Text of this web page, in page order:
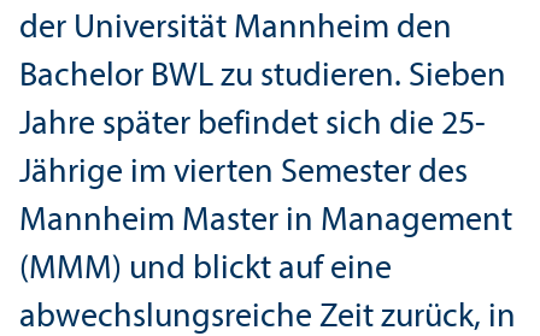
der Universität Mannheim den
Bachelor BWL zu studieren. Sieben
Jahre später befindet sich die 25-
Jährige im vierten Semester des
Mannheim Master in Management
(MMM) und blickt auf eine
abwechslungs­reiche Zeit zurück, in